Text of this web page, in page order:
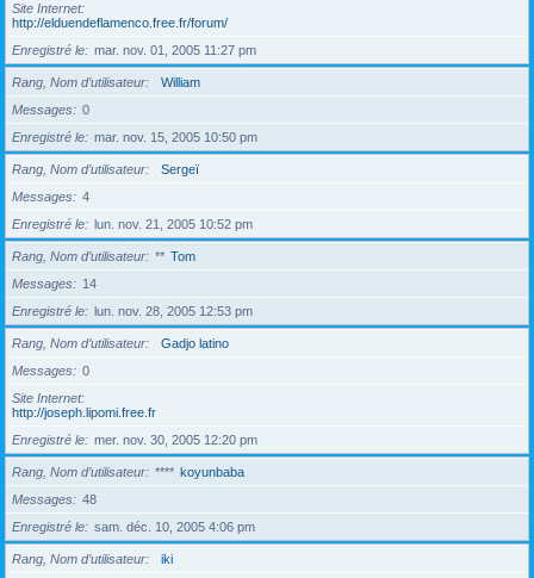
Site Internet
http://elduendeflamenco.free.fr/forum/
Enregistré le
mar. nov. 01, 2005 11:27 pm
Rang, Nom d’utilisateur
William
Messages
0
Enregistré le
mar. nov. 15, 2005 10:50 pm
Rang, Nom d’utilisateur
Sergeï
Messages
4
Enregistré le
lun. nov. 21, 2005 10:52 pm
Rang, Nom d’utilisateur ** Tom
Messages
14
Enregistré le
lun. nov. 28, 2005 12:53 pm
Rang, Nom d’utilisateur
Gadjo latino
Messages
0
Site Internet
http://joseph.lipomi.free.fr
Enregistré le
mer. nov. 30, 2005 12:20 pm
Rang, Nom d’utilisateur **** koyunbaba
Messages
48
Enregistré le
sam. déc. 10, 2005 4:06 pm
Rang, Nom d’utilisateur
iki